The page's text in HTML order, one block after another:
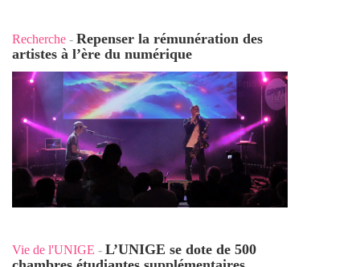
Recherche - Repenser la rémunération des
artistes à l’ère du numérique
Vie de l'UNIGE - L’UNIGE se dote de 500